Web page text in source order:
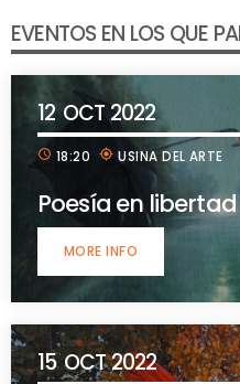
EVENTOS EN LOS QUE
12 OCT 2022
schedule 18:20 my_location USINA DEL ARTE
Poesía en libertad
MORE INFO
15 OCT 2022